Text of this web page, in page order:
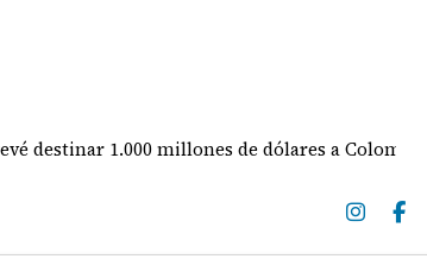
1.000 millones de dólares a Colombia para